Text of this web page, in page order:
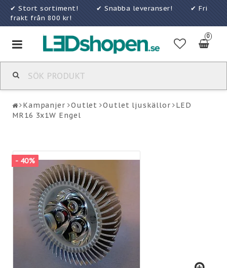
✔ Stort sortiment! ✔ Snabba leveranser! ✔ Fri
frakt från 800 kr!
0
Toggle
navigation
Kampanjer Outlet Outlet ljuskällor
LED
MR16 3x1W Engel
- 40%